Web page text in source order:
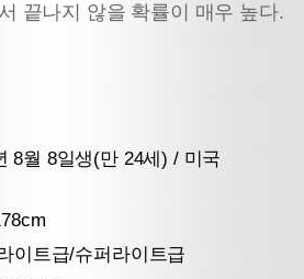
끝나지 않을 확률이 매우 높다.
8월 8일생(만 24세) / 미국
이트급/슈퍼라이트급